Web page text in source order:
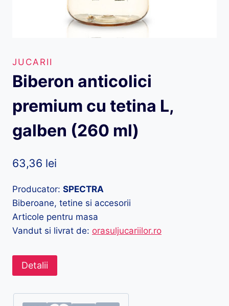
JUCARII
Biberon anticolici
premium cu tetina L,
galben (260 ml)
63,36 lei
Producator: SPECTRA
Biberoane, tetine si accesorii
Articole pentru masa
Vandut si livrat de: orasuljucariilor.ro
Detalii